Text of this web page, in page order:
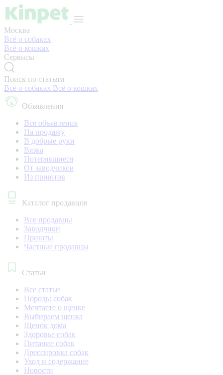
Москва
Всё о собаках
Всё о кошках
Сервисы
Поиск по статьям
Всё о собаках Всё о кошках
Объявления
Все объявления
На продажу
В добрые руки
Вязка
Потерявшиеся
От заводчиков
Из приютов
Каталог продавцов
Все продавцы
Заводчики
Приюты
Частные продавцы
Статьи
Все статьи
Породы собак
Мечтаете о щенке
Выбираем щенка
Щенок дома
Здоровье собак
Питание собак
Дрессировка собак
Уход и содержание
Новости